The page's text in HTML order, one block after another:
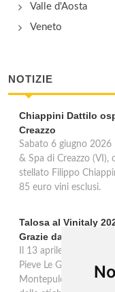
Valle d'Aosta
Veneto
NOTIZIE
Chiappini Dattilo
Creazzo
Sabato 6 giugno 2026
& Spa di Creazzo
stellato Filippo
85 euro vini esclusi.
Talosa al Vinitaly
Grazie dal 2016 al
Il 13 aprile 2026 al
Pieve Le Grazie:
Montepulciano a 95